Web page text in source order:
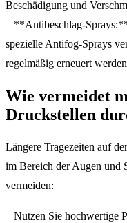
Beschädigung und
– **Antibeschlag-
spezielle Antifog-Sprays
regelmäßig erneuert
Wie vermeidet
Druckstellen
Längere Tragezeiten auf
im Bereich der Augen und
vermeiden:
– Nutzen Sie hochwertige